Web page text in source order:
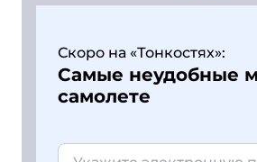
Скоро на «Тонкостях»:
Самые неудобные
самолете